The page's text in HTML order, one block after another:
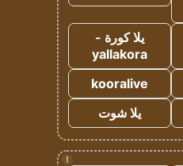
يلا كورة -
yallakora
kooralive
يلا شوت
!